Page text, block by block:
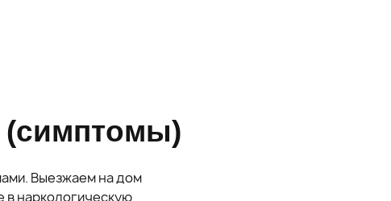
(симптомы)
Выезжаем на дом
в наркологическую